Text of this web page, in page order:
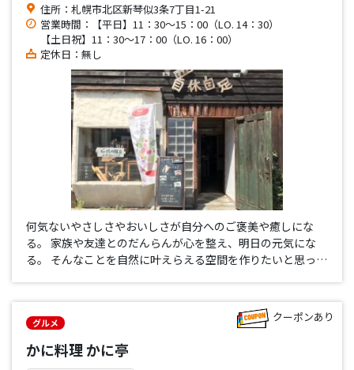
住所：札幌市北区新琴似3条7丁目1-21
営業時間：【平日】11：30〜15：00（LO. 14：30）
【土日祝】11：30〜17：00（LO. 16：00）
定休日：無し
何気ないやさしさやおいしさが自分へのご褒美や癒しにな
る。 家族や友達とのだんらんが心を整え、明日の元気にな
る。 そんなことを自然に叶えらえる空間を作りたいと思って
グルメ
かに料理 かに亭
クーポンあり